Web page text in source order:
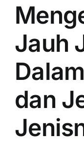
Jauh
dan